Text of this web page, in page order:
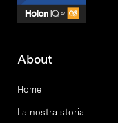
About
Home
La nostra storia